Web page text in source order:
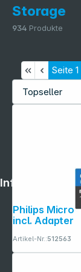
Storage
934 Produkte
Seite 1
Philips MicroSDXC Card
incl. Adapter
Artikel-Nr.:512563
Informationen